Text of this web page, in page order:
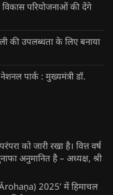
विकास परियोजनाओं की देंगे
की उपलब्धता के लिए बनाया
पार्क : मुख्यमंत्री डॉ.
को जारी रखा है। वित्त वर्ष
अनुमानित है – अध्यक्ष, श्री
2025’ में हिमाचल